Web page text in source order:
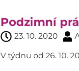
Podzimní
23. 10. 2020
V týdnu od 26. 10.